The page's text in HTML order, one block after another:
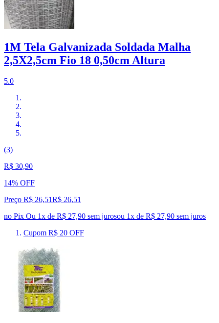
1M Tela Galvanizada Soldada Malha
2,5X2,5cm Fio 18 0,50cm Altura
5.0
(3)
R$ 30,90
14% OFF
Preço R$ 26,51R$ 26,51
no Pix Ou 1x de R$ 27,90 sem jurosou 1x de R$ 27,90 sem juros
Cupom R$ 20 OFF